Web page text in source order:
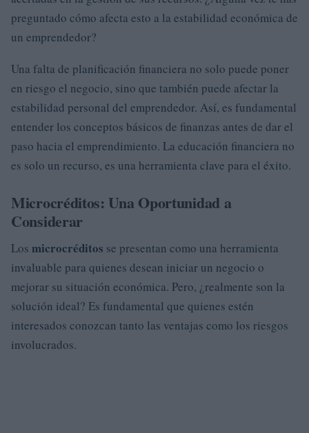
preguntado cómo afecta esto a la estabilidad económica de
un emprendedor?
Una falta de planificación financiera no solo puede poner
en riesgo el negocio, sino que también puede afectar la
estabilidad personal del emprendedor. Así, es fundamental
entender los conceptos básicos de finanzas antes de dar el
paso hacia el emprendimiento. La educación financiera no
es solo un recurso, es una herramienta clave para el éxito.
Microcréditos: Una Oportunidad a
Considerar
Los microcréditos se presentan como una herramienta
invaluable para quienes desean iniciar un negocio o
mejorar su situación económica. Pero, ¿realmente son la
solución ideal? Es fundamental que quienes estén
interesados conozcan tanto las ventajas como los riesgos
involucrados.